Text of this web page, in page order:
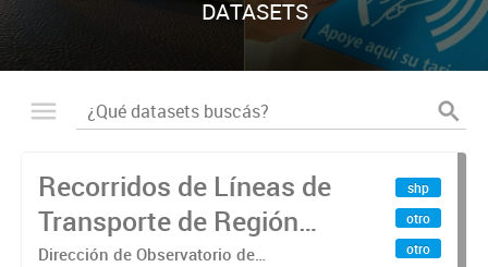
DATASETS
Recorridos de Líneas de
Transporte de Región
Metropolitana de
Dirección de Observatorio de
shp
otro
otro